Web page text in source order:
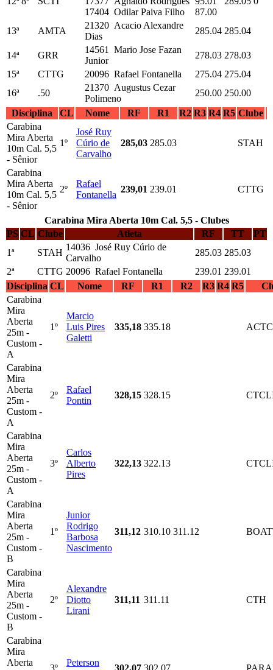
17404 Odilar Paiva Filho
87.00
13ª AMTA
21320 Acacio Alexandre
Dias
285.04 285.04
14ª GRR
14561 Mario Jose Fazan
Junior
278.03 278.03
15ª
CTTG 20096 Rafael Fontanella 275.04 275.04
16ª
.50
21370 Augustus Cezar
Polimeno
250.00 250.00
Disciplina
CL Nome RF R1 R2 R3 R4 R5 Clube
Carabina
Mira Aberta
10m Cal. 5,5
- Sênior
1º
José Ruy
Cúrio de
Carvalho
285,03 285.03 STAH
Carabina
Mira Aberta
10m Cal. 5,5
- Sênior
2º
Rafael
Fontanella
239,01 239.01 CTTG
Carabina Mira Aberta 10m Cal. 5,5 - Clubes
PS CL Clube Atleta RF TT
PT
1ª
STAH
14036 José Ruy Cúrio de
Carvalho
285.03 285.03
2ª
CTTG 20096 Rafael Fontanella 239.01 239.01
Disciplina CL Nome RF R1 R2 R3 R4 R5
Carabina
Mira
Aberta
25m -
Custom -
A
1º
Marcio
Luis Pires
Galetti
335,18 335.18 ACTC
Carabina
Mira
Aberta
25m -
Custom -
A
2º
Rafael
Pontin
328,15 328.15
Carabina
Mira
Aberta
25m -
Custom -
A
3º
Carlos
Alberto
Pires
322,13 322.13
Carabina
Mira
Aberta
25m -
Custom -
B
1º
Junior
Rodrigo
Barbosa
Nascimento
311,12 310.10 311.12
Carabina
Mira
Aberta
25m -
Custom -
B
2º
Alexandre
Diotto
Lirani
311,11 311.11 CTH
Carabina
Mira
Aberta
3º
Peterson
302,07 302.07